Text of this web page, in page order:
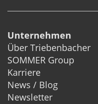
Unternehmen
Über Triebenbacher
SOMMER Group
Karriere
News / Blog
Newsletter